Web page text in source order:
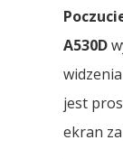
A530D
jest
ekran